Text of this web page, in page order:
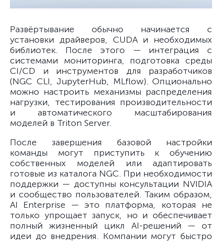
Развёртывание обычно начинается с
установки драйверов, CUDA и необходимых
библиотек. После этого — интеграция с
системами мониторинга, подготовка среды
CI/CD и инструментов для разработчиков
(NGC CLI, JupyterHub, MLflow). Опционально
можно настроить механизмы распределения
нагрузки, тестирования производительности
и автоматического масштабирования
моделей в Triton Server.
После завершения базовой настройки
команды могут приступить к обучению
собственных моделей или адаптировать
готовые из каталога NGC. При необходимости
поддержки — доступны консультации NVIDIA
и сообщество пользователей. Таким образом,
AI Enterprise — это платформа, которая не
только упрощает запуск, но и обеспечивает
полный жизненный цикл AI-решений — от
идеи до внедрения. Компании могут быстро